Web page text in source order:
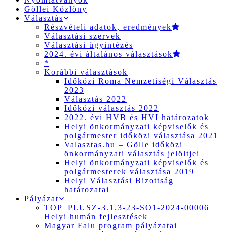
Göllei Közlöny
Választás
Részvételi adatok, eredmények
Választási szervek
Választási ügyintézés
2024. évi általános választások
*
Korábbi választások
Időközi Roma Nemzetiségi Választás
2023
Választás 2022
Időközi választás 2022
2022. évi HVB és HVI határozatok
Helyi önkormányzati képviselők és
polgármester időközi választása 2021
Valasztas.hu – Gölle időközi
önkormányzati választás jelöltjei
Helyi önkormányzati képviselők és
polgármesterek választása 2019
Helyi Választási Bizottság
határozatai
Pályázat
TOP_PLUSZ-3.1.3-23-SO1-2024-00006
Helyi humán fejlesztések
Magyar Falu program pályázatai